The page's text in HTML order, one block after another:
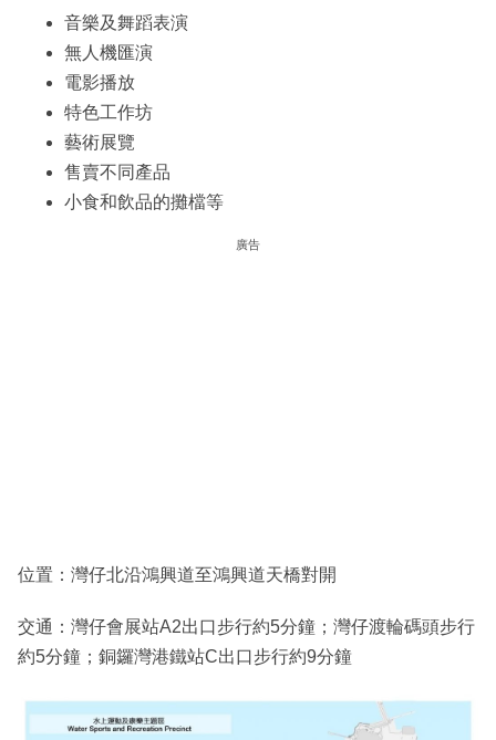
音樂及舞蹈表演
無人機匯演
電影播放
特色工作坊
藝術展覽
售賣不同產品
小食和飲品的攤檔等
廣告
位置：灣仔北沿鴻興道至鴻興道天橋對開
交通：灣仔會展站A2出口步行約5分鐘；灣仔渡輪碼頭步行
約5分鐘；銅鑼灣港鐵站C出口步行約9分鐘